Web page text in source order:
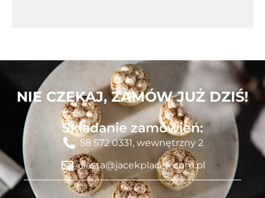
NIE CZEKAJ, ZAMÓW JUŻ DZIŚ!
Składanie zamówień:
58 572 0331, wewnętrzny 2
ciasta@jacekplacek.com.pl